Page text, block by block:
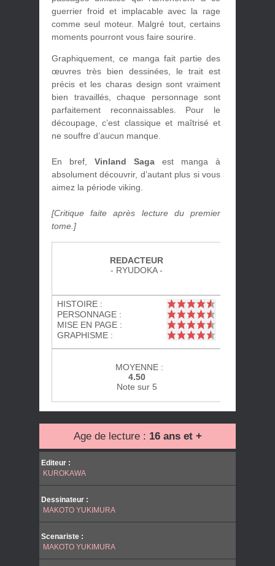
guerrier froid et implacable avec la rage
comme seul moteur. Malgré tout, certains
moments pourront vous faire sourire.
Graphiquement, ce manga fait partie des
œuvres très bien dessinées, le trait est
précis et les charas design sont vraiment
bien travaillés, chaque personnage sont
parfaitement reconnaissables. Pour le
découpage, c’est classique et maîtrisé et
ne souffre d’aucun manque.
En bref,Vinland Saga est manga à
absolument découvrir, d’autant plus si vous
aimez la période viking.
[Critique faite après lecture du premier
tome.]
REDACTEUR
- RYUDOKA -
HISTOIRE :
PERSONNAGE :
MISE EN PAGE :
GRAPHISME :
MOYENNE :
4.50
Note sur 5
Age de lecture : 16 ans et +
Editeur :
KUROKAWA
Dessinateur :
MAKOTO YUKIMURA
Scenariste :
MAKOTO YUKIMURA